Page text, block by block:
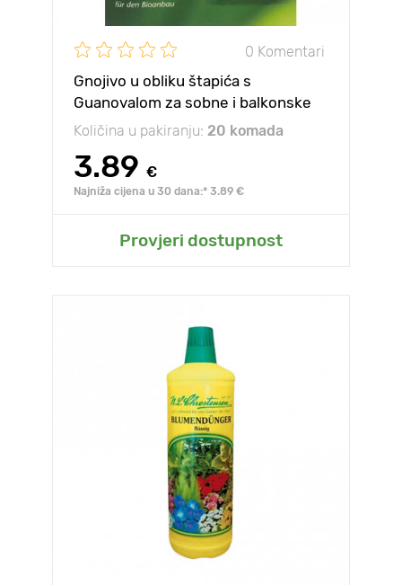
0 Komentari
Gnojivo u obliku štapića s
Guanovalom za sobne i balkonske
biljke
Količina u pakiranju: 20 komada
3.89 €
Najniža cijena u 30 dana:* 3.89 €
Provjeri dostupnost